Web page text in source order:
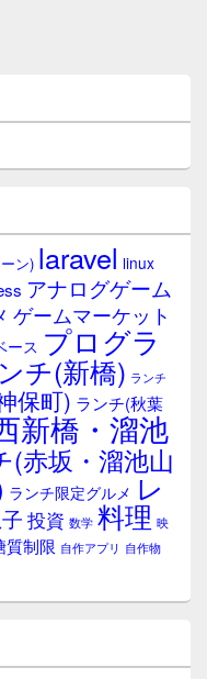
ン) laravel linux
アナログゲーム
ゲームマーケット
ース プログラ
チ(新橋) ランチ
保町) ランチ(秋葉
新橋・溜池
(赤坂・溜池山
ランチ限定グルメ レ
投資 数学 料理 映
質制限 自作アプリ 自作物